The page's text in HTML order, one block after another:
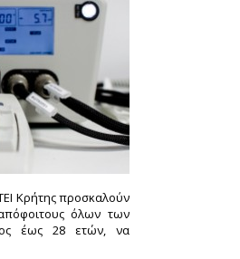
Κρήτης προσκαλούν
όλων των
έως 28 ετών, να